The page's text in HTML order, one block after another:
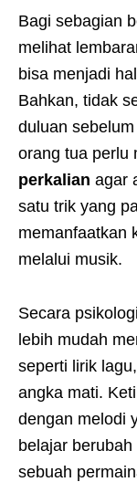
Bagi sebagian
melihat
bisa menjadi
Bahkan, tidak
duluan
orang tua perlu
perkalian agar
satu trik yang
memanfaatkan
melalui musik.
Secara
lebih mudah
seperti lirik
angka mati.
dengan melodi
belajar
sebuah